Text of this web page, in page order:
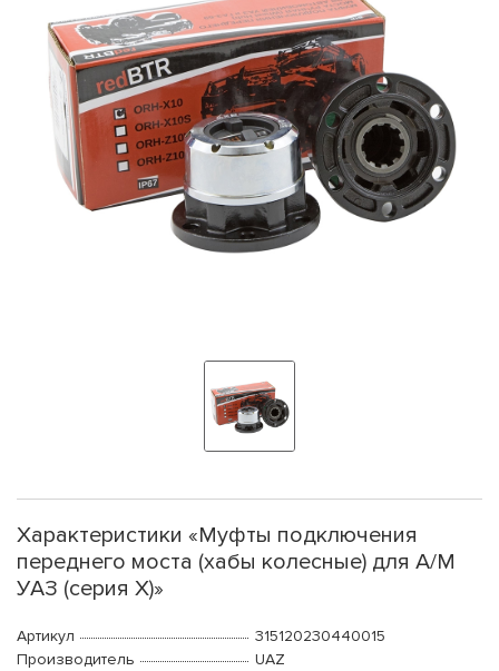
Характеристики «Муфты подключения
переднего моста (хабы колесные) для А/М
УАЗ (серия Х)»
Артикул
315120230440015
Производитель
UAZ